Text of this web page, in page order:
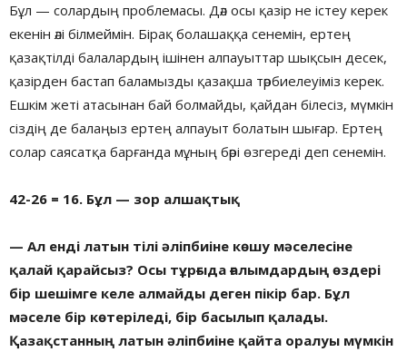
Бұл — солардың проблемасы. Дәл осы қазір не істеу керек
екенін әлі білмеймін. Бірақ болашаққа сенемін, ертең
қазақтілді балалардың ішінен алпауыттар шықсын десек,
қазірден бастап баламызды қазақша тәрбиелеуіміз керек.
Ешкім жеті атасынан бай болмайды, қайдан білесіз, мүмкін
сіздің де балаңыз ертең алпауыт болатын шығар. Ертең
солар саясатқа барғанда мұның бәрі өзгереді деп сенемін.
42-26 = 16. Бұл — зор алшақтық
— Ал енді латын тілі әліпбиіне көшу мәселесіне
қалай қарайсыз? Осы тұрғыда ғалымдардың өздері
бір шешімге келе алмайды деген пікір бар. Бұл
мәселе бір көтеріледі, бір басылып қалады.
Қазақстанның латын әліпбиіне қайта оралуы мүмкін